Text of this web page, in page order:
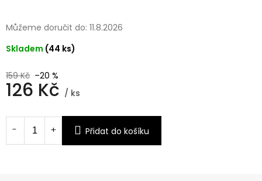
159 Kč –20 %
126 Kč / ks
cena:
Skladem (44 ks)
Můžeme doručit do: 11.8.2026
Přidat do košíku